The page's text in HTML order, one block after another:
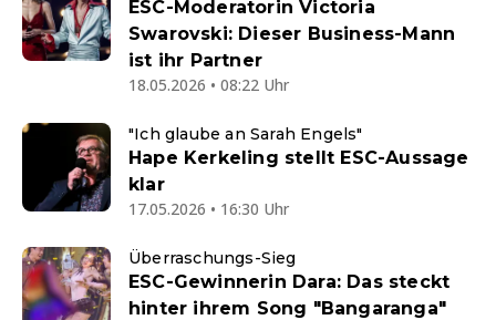
ESC-Moderatorin Victoria
Swarovski: Dieser Business-Mann
ist ihr Partner
18.05.2026 • 08:22 Uhr
"Ich glaube an Sarah Engels"
Hape Kerkeling stellt ESC-Aussage
klar
17.05.2026 • 16:30 Uhr
Überraschungs-Sieg
ESC-Gewinnerin Dara: Das steckt
hinter ihrem Song "Bangaranga"